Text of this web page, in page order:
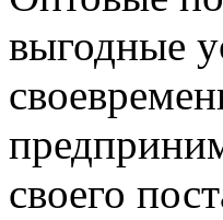
выгодные
своего